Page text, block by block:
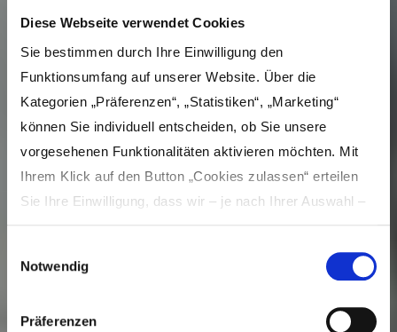
Diese Webseite verwendet Cookies
Sie bestimmen durch Ihre Einwilligung den
Funktionsumfang auf unserer Website. Über die
Kategorien „Präferenzen“, „Statistiken“, „Marketing“
können Sie individuell entscheiden, ob Sie unsere
vorgesehenen Funktionalitäten aktivieren möchten. Mit
Ihrem Klick auf den Button „Cookies zulassen“ erteilen
Sie Ihre Einwilligung, dass wir – je nach Ihrer Auswahl –
soziale Medien anbieten und Ihre Zugriffe auf unsere
Website analysieren und dabei Cookies verwenden
zu Ihrer Verwendung unserer Website an unsere Partner
Notwendig
Präferenzen